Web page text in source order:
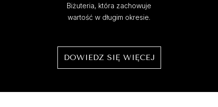
Biżuteria, która zachowuje
wartość w długim okresie.
DOWIEDZ SIĘ WIĘCEJ